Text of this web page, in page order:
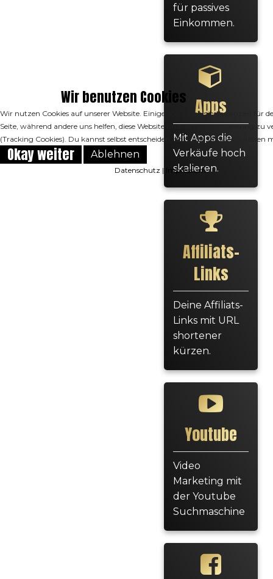
für passives
Einkommen.
Apps
Mit Apps die
Verkäufe hoch
skalieren.
Affiliats-
Links
Deine Affiliats-
Links mit URL
shortener
kürzen.
Youtube
Video
Marketing mit
der Youtube
Suchmaschine
Wir benutzen Cookies
Wir nutzen Cookies auf unserer Website. Einige von ihnen sind essenziell für
Seite, während andere uns helfen, diese Website und die Nutzererfahrung zu
(Tracking Cookies). Du kannst selbst entscheiden, ob du die Cookies zulassen
Okay weiter Ablehnen
Datenschutz | Impressum